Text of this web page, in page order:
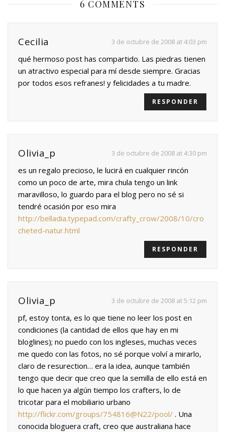
6 COMMENTS
Cecilia 3 de octubre de 2008 at 4:03 pm
qué hermoso post has compartido. Las piedras tienen
un atractivo especial para mí desde siempre. Gracias
por todos esos refranes! y felicidades a tu madre.
RESPONDER
Olivia_p 3 de octubre de 2008 at 4:30 pm
es un regalo precioso, le lucirá en cualquier rincón
como un poco de arte, mira chula tengo un link
maravilloso, lo guardo para el blog pero no sé si
tendré ocasión por eso mira
http://belladia.typepad.com/crafty_crow/2008/10/cro
cheted-natur.html
RESPONDER
Olivia_p 3 de octubre de 2008 at 5:12 pm
pf, estoy tonta, es lo que tiene no leer los post en
condiciones (la cantidad de ellos que hay en mi
bloglines); no puedo con los ingleses, muchas veces
me quedo con las fotos, no sé porque volví a mirarlo,
claro de resurection… era la idea, aunque también
tengo que decir que creo que la semilla de ello está en
lo que hacen ya algún tiempo los crafters, lo de
tricotar para el mobiliario urbano
http://flickr.com/groups/754816@N22/pool/ . Una
conocida bloguera craft, creo que australiana hace